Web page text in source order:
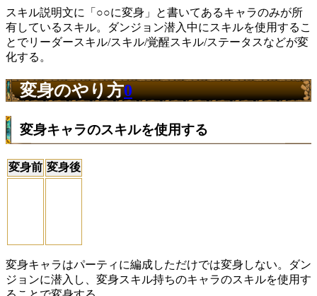
スキル説明文に「○○に変身」と書いてあるキャラのみが所
有しているスキル。ダンジョン潜入中にスキルを使用するこ
とでリーダースキル/スキル/覚醒スキル/ステータスなどが変
化する。
変身のやり方0
変身キャラのスキルを使用する
変身前 変身後
変身キャラはパーティに編成しただけでは変身しない。ダン
ジョンに潜入し、変身スキル持ちのキャラのスキルを使用す